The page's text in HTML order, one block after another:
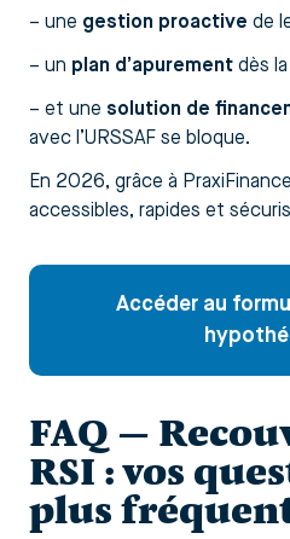
– une gestion proactive de
– un plan d’apurement dès
– et une solution de
avec l’URSSAF se bloque.
En 2026, grâce à
accessibles, rapides et
Accéder au
FAQ —
RSI : vos
plus